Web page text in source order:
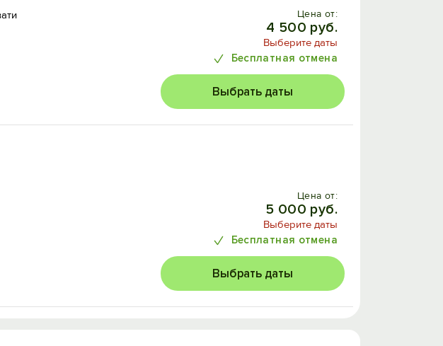
Цена от:
4 500 руб.
Выберите даты
Бесплатная отмена
Выбрать даты
Цена от:
5 000 руб.
Выберите даты
Бесплатная отмена
Выбрать даты